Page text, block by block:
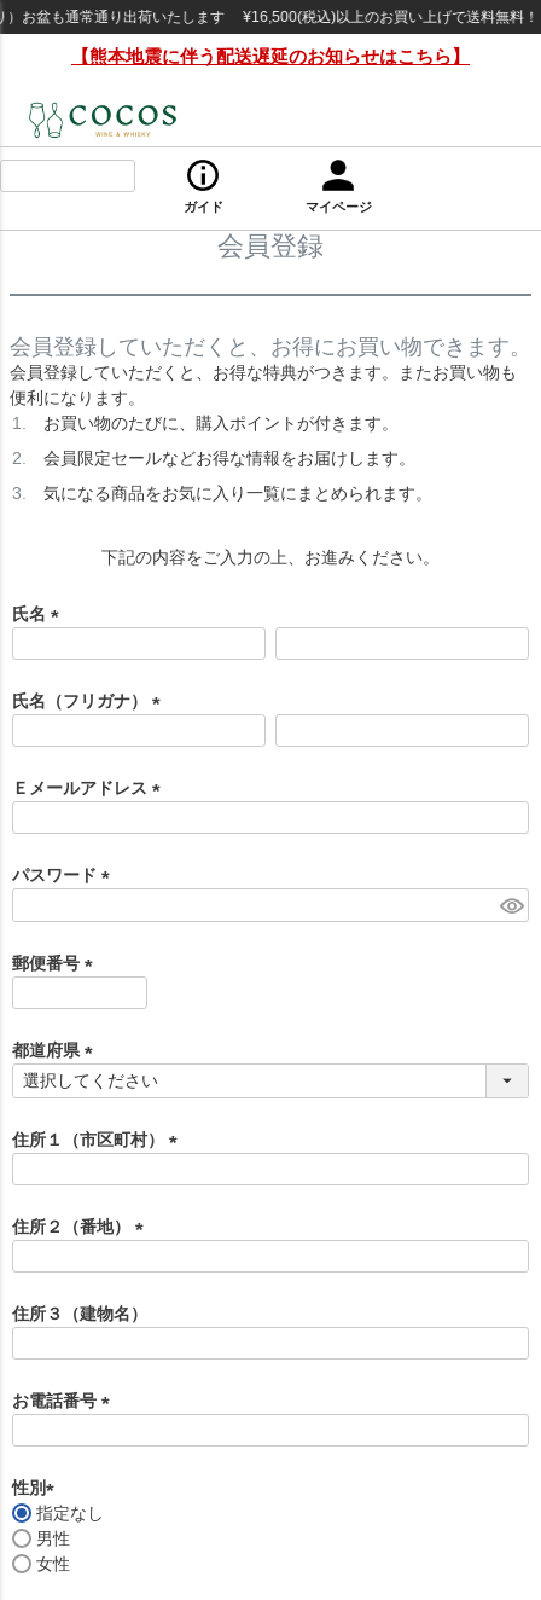
お盆も通常通り出荷いたします ¥16,500(税込)以上のお買い上げで送料無料！
【熊本地震に伴う配送遅延のお知らせはこちら】
ガイド マイページ
会員登録
会員登録していただくと、お得にお買い物できます。
会員登録していただくと、お得な特典がつきます。またお買い物も
便利になります。
お買い物のたびに、購入ポイントが付きます。
会員限定セールなどお得な情報をお届けします。
気になる商品をお気に入り一覧にまとめられます。
下記の内容をご入力の上、お進みください。
氏名
須
)
氏名（フリガナ）
須
)
Ｅメールアドレス
)
パスワード
)
郵便番号
須
)
都道府県
(
須
)
住所１（市区町村）
)
住所２（番地）
須
)
住所３（建物名）
お電話番号
性別
(
必
須
指定なし
男性
女性